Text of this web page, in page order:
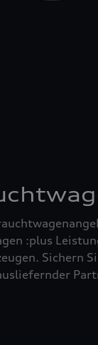
:plus
Sichern